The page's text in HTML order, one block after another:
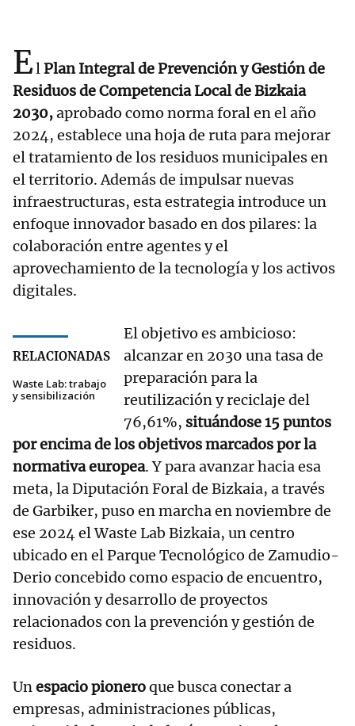
ElPlan Integral de Prevención y Gestión de
Residuos de Competencia Local de Bizkaia
2030,aprobado como norma foral en el año
2024, establece una hoja de ruta para mejorar
el tratamiento de los residuos municipales en
el territorio. Además de impulsar nuevas
infraestructuras, esta estrategia introduce un
enfoque innovador basado en dos pilares: la
colaboración entre agentes y el
aprovechamiento de la tecnología y los activos
digitales.
RELACIONADAS
Waste Lab: trabajo
y sensibilización
El objetivo es ambicioso:
alcanzar en 2030 una tasa de
preparación para la
reutilización y reciclaje del
76,61%, situándose 15 puntos
por encima de los objetivos marcados por la
normativa europea. Y para avanzar hacia esa
meta, la Diputación Foral de Bizkaia, a través
de Garbiker, puso en marcha en noviembre de
ese 2024 el Waste Lab Bizkaia, un centro
ubicado en el Parque Tecnológico de Zamudio-
Derio concebido como espacio de encuentro,
innovación y desarrollo de proyectos
relacionados con la prevención y gestión de
residuos.
Unespacio pioneroque busca conectar a
empresas, administraciones públicas,